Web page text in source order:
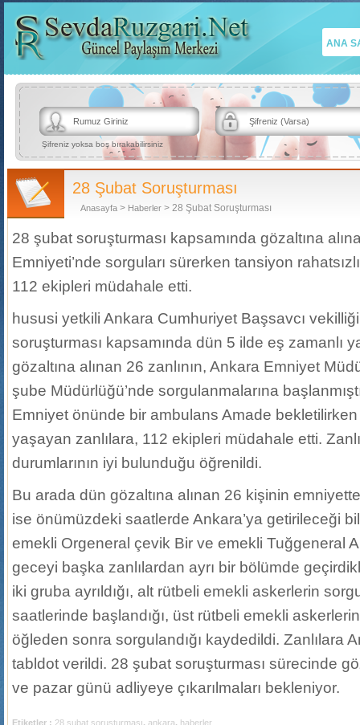
ANA
Şifreniz yoksa boş bırakabilirsiniz
28 Şubat Soruşturması
Anasayfa > Haberler > 28 Şubat Soruşturması
28 şubat soruşturması kapsamında gözaltına
Emniyeti’nde sorguları sürerken tansiyon
112 ekipleri müdahale etti.
hususi yetkili Ankara Cumhuriyet Başsavcı
soruşturması kapsamında dün 5 ilde eş zamanlı
gözaltına alınan 26 zanlının, Ankara Emniyet
şube Müdürlüğü’nde sorgulanmalarına
Emniyet önünde bir ambulans Amade bekletilirken
yaşayan zanlılara, 112 ekipleri müdahale etti.
durumlarının iyi bulunduğu öğrenildi.
Bu arada dün gözaltına alınan 26 kişinin
ise önümüzdeki saatlerde Ankara’ya getirileceği
emekli Orgeneral çevik Bir ve emekli Tuğgeneral
geceyi başka zanlılardan ayrı bir bölümde
iki gruba ayrıldığı, alt rütbeli emekli askerlerin
saatlerinde başlandığı, üst rütbeli emekli
öğleden sonra sorgulandığı kaydedildi. Zanlılara
tabldot verildi. 28 şubat soruşturması sürecinde
ve pazar günü adliyeye çıkarılmaları bekleniyor.
Etiketler : 28 şubat soruşturması, ankara, haberler